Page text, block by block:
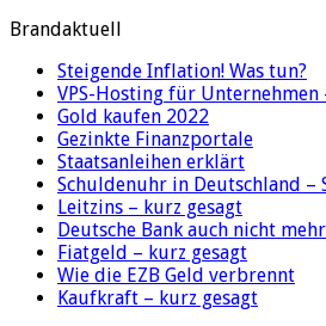
Brandaktuell
Steigende Inflation! Was tun?
VPS-Hosting für
Gold kaufen 2022
Gezinkte Finanzportale
Staatsanleihen erklärt
Schuldenuhr in Deutschland –
Leitzins – kurz gesagt
Deutsche Bank auch nicht
Fiatgeld – kurz gesagt
Wie die EZB Geld verbrennt
Kaufkraft – kurz gesagt